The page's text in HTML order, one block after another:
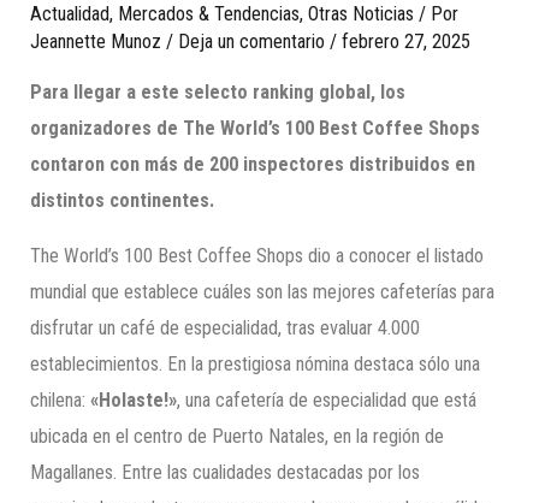
Actualidad, Mercados & Tendencias,Otras Noticias / Por
Jeannette Munoz / Deja un comentario /febrero 27, 2025
Para llegar a este selecto ranking global, los
organizadores de The World’s 100 Best Coffee Shops
contaron con más de 200 inspectores distribuidos en
distintos continentes.
The World’s 100 Best Coffee Shops dio a conocer el listado
mundial que establece cuáles son las mejores cafeterías para
disfrutar un café de especialidad, tras evaluar 4.000
establecimientos. En la prestigiosa nómina destaca sólo una
chilena:«Holaste!», una cafetería de especialidad que está
ubicada en el centro de Puerto Natales, en la región de
Magallanes. Entre las cualidades destacadas por los